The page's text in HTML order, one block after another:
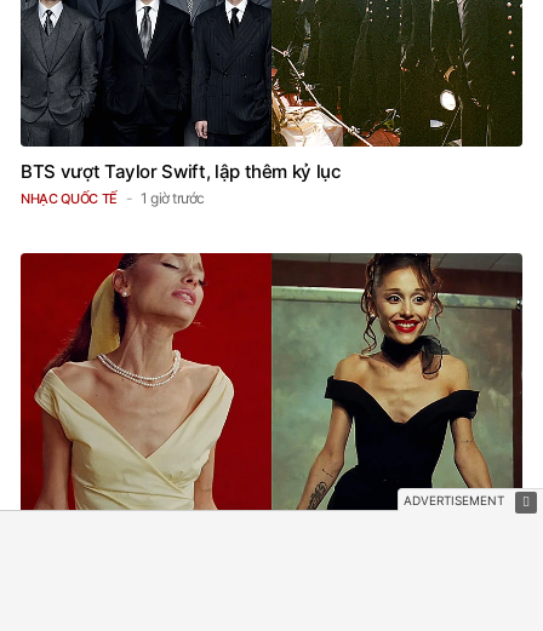
BTS vượt Taylor Swift, lập thêm kỷ lục
NHẠC QUỐC TẾ 1 giờ trước